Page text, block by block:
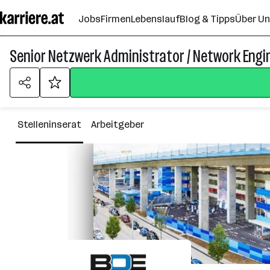
Seiteninhalt
springen
JobsFirmenLebenslaufBlog & TippsÜber
Senior Netzwerk Administrator / Network
Stelleninserat Arbeitgeber